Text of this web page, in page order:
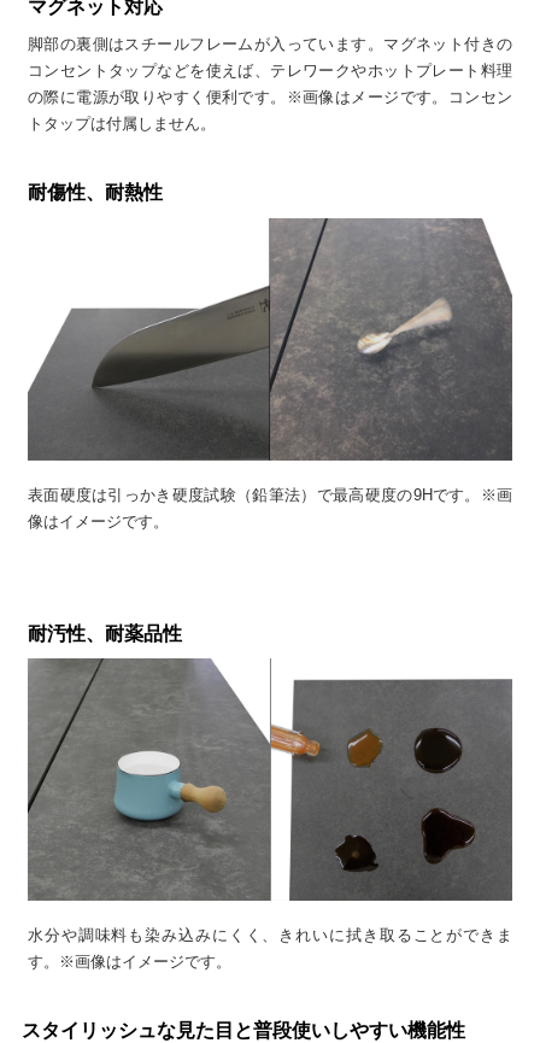
マグネット対応
脚部の裏側はスチールフレームが入っています。マグネット付きの
コンセントタップなどを使えば、テレワークやホットプレート料理
の際に電源が取りやすく便利です。※画像はメージです。コンセン
トタップは付属しません。
耐傷性、耐熱性
表面硬度は引っかき硬度試験（鉛筆法）で最高硬度の9Hです。※画
像はイメージです。
耐汚性、耐薬品性
水分や調味料も染み込みにくく、きれいに拭き取ることができま
す。※画像はイメージです。
スタイリッシュな見た目と普段使いしやすい機能性